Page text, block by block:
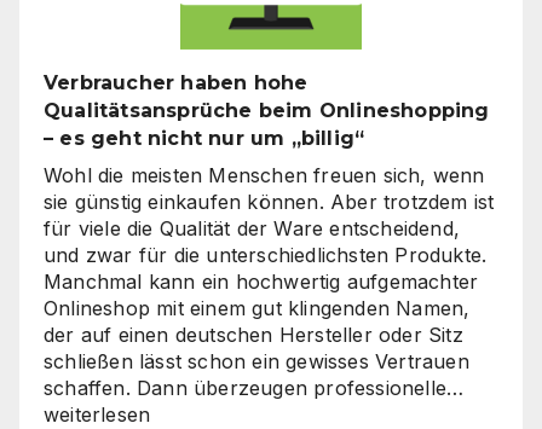
Verbraucher haben hohe
Qualitätsansprüche beim Onlineshopping
– es geht nicht nur um „billig“
Wohl die meisten Menschen freuen sich, wenn
sie günstig einkaufen können. Aber trotzdem ist
für viele die Qualität der Ware entscheidend,
und zwar für die unterschiedlichsten Produkte.
Manchmal kann ein hochwertig aufgemachter
Onlineshop mit einem gut klingenden Namen,
der auf einen deutschen Hersteller oder Sitz
schließen lässt schon ein gewisses Vertrauen
schaffen. Dann überzeugen professionelle…
weiterlesen